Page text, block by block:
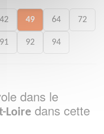
42 49 64 72
91 92 94
dans le
Loire dans cette